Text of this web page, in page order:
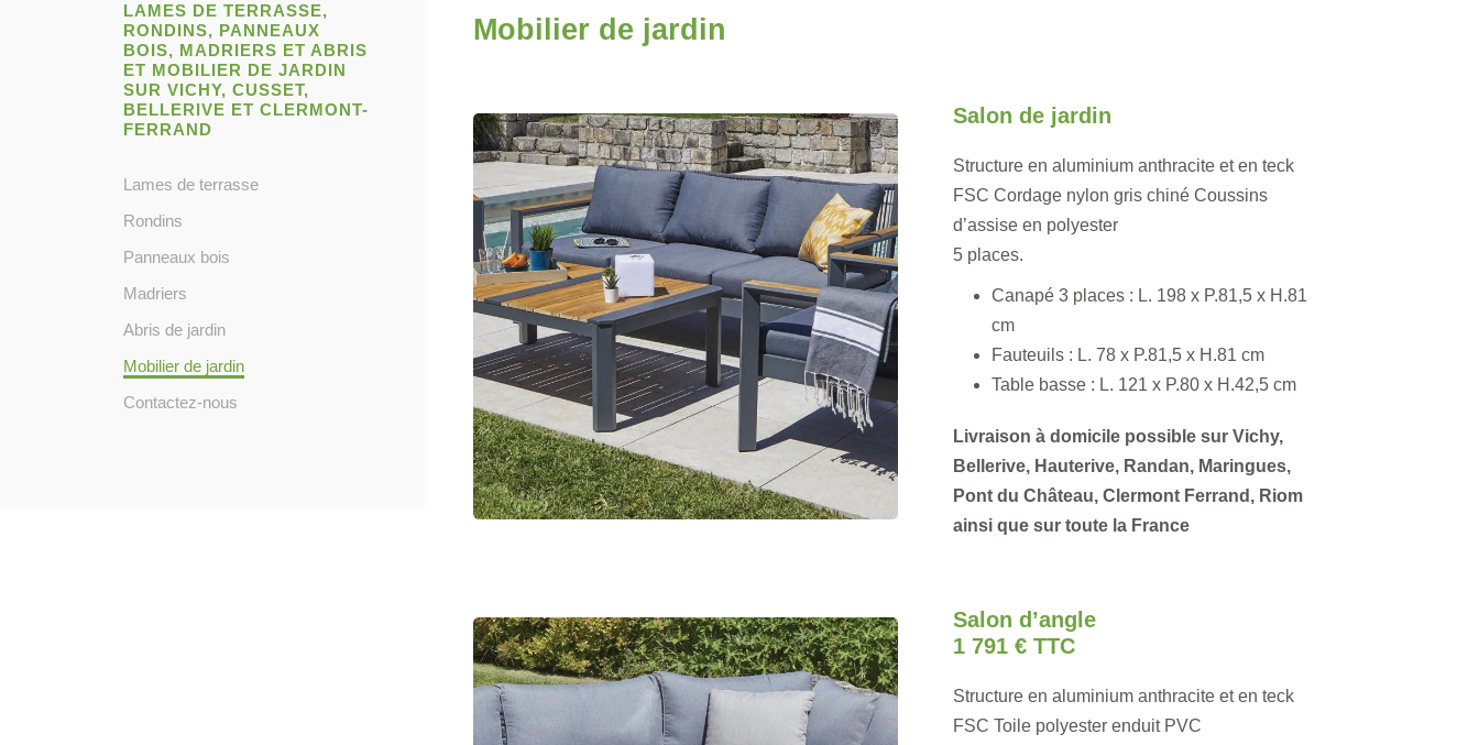
Mobilier de jardin
Salon de jardin
Structure en aluminium anthracite et en teck
FSC Cordage nylon gris chiné Coussins
d’assise en polyester
5 places.
Canapé 3 places : L. 198 x P.81,5 x H.81
cm
Fauteuils : L. 78 x P.81,5 x H.81 cm
Table basse : L. 121 x P.80 x H.42,5 cm
Livraison à domicile possible sur Vichy,
Bellerive, Hauterive, Randan, Maringues,
Pont du Château, Clermont Ferrand, Riom
ainsi que sur toute la France
Salon d’angle
1 791 € TTC
Structure en aluminium anthracite et en teck
FSC Toile polyester enduit PVC
LAMES DE TERRASSE,
RONDINS, PANNEAUX
BOIS, MADRIERS ET ABRIS
ET MOBILIER DE JARDIN
SUR VICHY, CUSSET,
BELLERIVE ET CLERMONT-
FERRAND
Lames de terrasse
Rondins
Panneaux bois
Madriers
Abris de jardin
Mobilier de jardin
Contactez-nous